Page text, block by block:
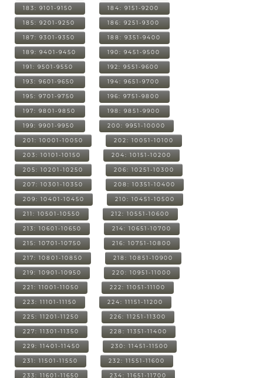
183: 9101-9150 184: 9151-9200
185: 9201-9250 186: 9251-9300
187: 9301-9350 188: 9351-9400
189: 9401-9450 190: 9451-9500
191: 9501-9550 192: 9551-9600
193: 9601-9650 194: 9651-9700
195: 9701-9750 196: 9751-9800
197: 9801-9850 198: 9851-9900
199: 9901-9950 200: 9951-10000
201: 10001-10050 202: 10051-10100
203: 10101-10150 204: 10151-10200
205: 10201-10250 206: 10251-10300
207: 10301-10350 208: 10351-10400
209: 10401-10450 210: 10451-10500
211: 10501-10550 212: 10551-10600
213: 10601-10650 214: 10651-10700
215: 10701-10750 216: 10751-10800
217: 10801-10850 218: 10851-10900
219: 10901-10950 220: 10951-11000
221: 11001-11050 222: 11051-11100
223: 11101-11150 224: 11151-11200
225: 11201-11250 226: 11251-11300
227: 11301-11350 228: 11351-11400
229: 11401-11450 230: 11451-11500
231: 11501-11550 232: 11551-11600
233: 11601-11650 234: 11651-11700